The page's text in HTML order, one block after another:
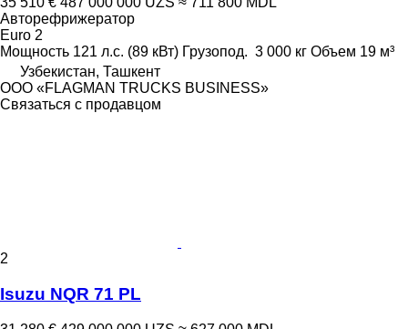
Авторефрижератор
Euro 2
Мощность 121 л.с. (89 кВт) Грузопод. 3 000 кг Объем 19 м³
Узбекистан, Ташкент
ООО «FLAGMAN TRUCKS BUSINESS»
Связаться с продавцом
2
Isuzu NQR 71 PL